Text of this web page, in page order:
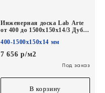
Инженерная доска Lab Arte
от 400 до 1500х150х14/3 Дуб
400-1500х150х14 мм
7 656 р/м2
Под заказ
В корзину